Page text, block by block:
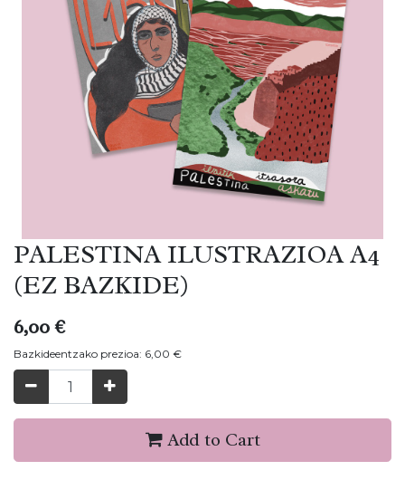
PALESTINA ILUSTRAZIOA A4
(EZ BAZKIDE)
6,00€
Bazkideentzako prezioa: 6,00 €
Add to Cart